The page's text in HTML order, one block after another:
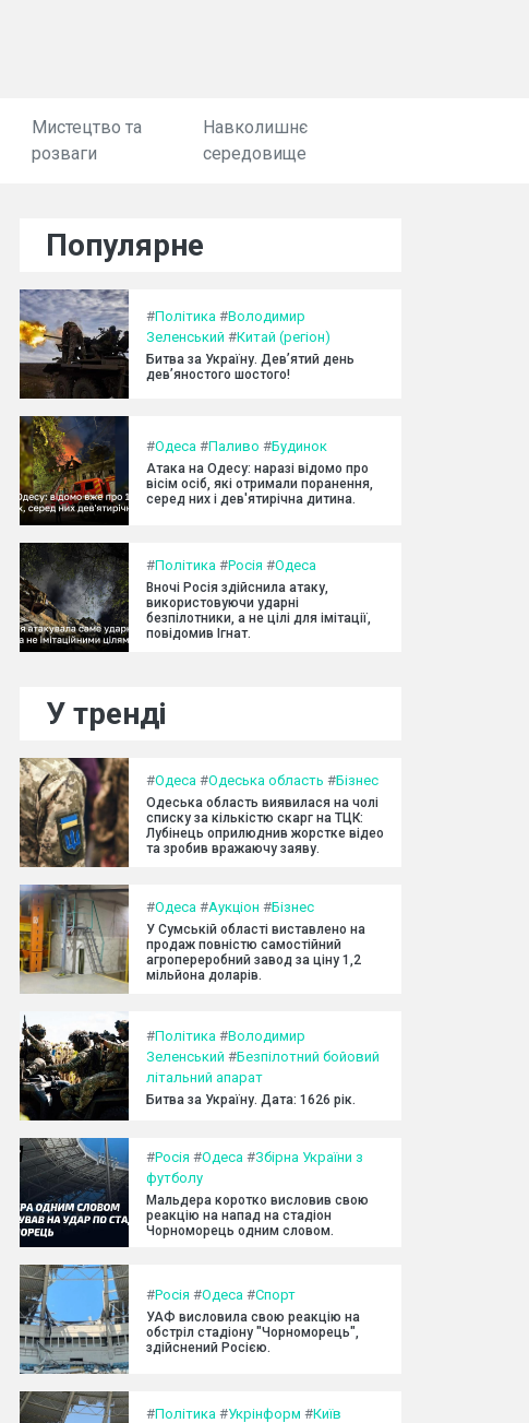
Мистецтво та
розваги
Навколишнє
середовище
Популярне
#Політика #Володимир
Зеленський #Китай (регіон)
Битва за Україну. Дев’ятий день
дев’яностого шостого!
#Одеса #Паливо #Будинок
Атака на Одесу: наразі відомо про
вісім осіб, які отримали поранення,
серед них і дев'ятирічна дитина.
#Політика #Росія #Одеса
Вночі Росія здійснила атаку,
використовуючи ударні
безпілотники, а не цілі для імітації,
повідомив Ігнат.
У тренді
#Одеса #Одеська область #Бізнес
Одеська область виявилася на чолі
списку за кількістю скарг на ТЦК:
Лубінець оприлюднив жорстке відео
та зробив вражаючу заяву.
#Одеса #Аукціон #Бізнес
У Сумській області виставлено на
продаж повністю самостійний
агропереробний завод за ціну 1,2
мільйона доларів.
#Політика #Володимир
Зеленський #Безпілотний бойовий
літальний апарат
Битва за Україну. Дата: 1626 рік.
#Росія #Одеса #Збірна України з
футболу
Мальдера коротко висловив свою
реакцію на напад на стадіон
Чорноморець одним словом.
#Росія #Одеса #Спорт
УАФ висловила свою реакцію на
обстріл стадіону "Чорноморець",
здійснений Росією.
#Політика #Укрінформ #Київ